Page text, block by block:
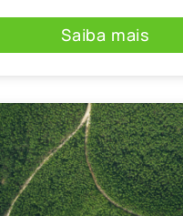
Saiba mais